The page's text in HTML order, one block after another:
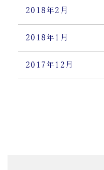
2018年2月
2018年1月
2017年12月